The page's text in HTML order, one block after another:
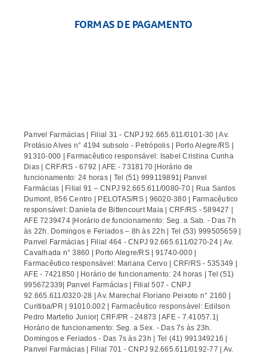
FORMAS DE PAGAMENTO
Panvel Farmácias | Filial 31 - CNPJ 92.665.611/0101-30 | Av.
Protásio Alves n° 4194 subsolo - Petrópolis | Porto Alegre/RS |
91310-000 | Farmacêutico responsável: Isabel Cristina Cunha
Dias | CRF/RS - 6792 | AFE - 7318170 |Horário de
funcionamento: 24 horas | Tel (51) 999119891| Panvel
Farmácias | Filial 91 – CNPJ 92.665.611/0080-70 | Rua Santos
Dumont, 856 Centro | PELOTAS/RS | 96020-380 | Farmacêutico
responsável: Daniela de Bittencourt Maia | CRF/RS - 589427 |
AFE 7239474 |Horário de funcionamento: Seg. a Sab. - Das 7h
às 22h. Domingos e Feriados – 8h às 22h | Tel (53) 999505659 |
Panvel Farmácias | Filial 464 - CNPJ 92.665.611/0270-24 | Av.
Cavalhada n° 3860 | Porto Alegre/RS | 91740-000 |
Farmacêutico responsável: Mariana Cervo | CRF/RS - 535349 |
AFE - 7421850 | Horário de funcionamento: 24 horas | Tel (51)
995672339| Panvel Farmácias | Filial 507 - CNPJ
92.665.611/0320-28 | Av. Marechal Floriano Peixoto n° 2160 |
Curitiba/PR | 91010.002 | Farmacêutico responsável: Edilson
Pedro Martello Junior| CRF/PR - 24873 | AFE - 7.41057.1|
Horário de funcionamento: Seg. a Sex. - Das 7s às 23h.
Domingos e Feriados - Das 7s às 23h | Tel (41) 991349216 |
Panvel Farmácias | Filial 701 - CNPJ 92.665.611/0192-77 | Av.